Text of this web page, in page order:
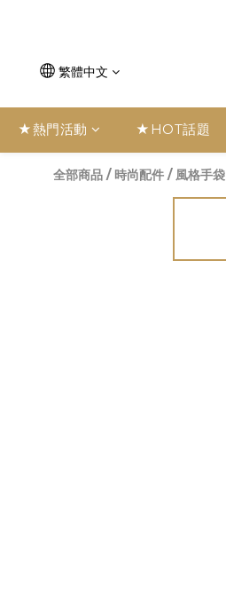
繁體中文
★熱門活動 ★HOT話題
全部商品 / 時尚配件 / 風格手袋